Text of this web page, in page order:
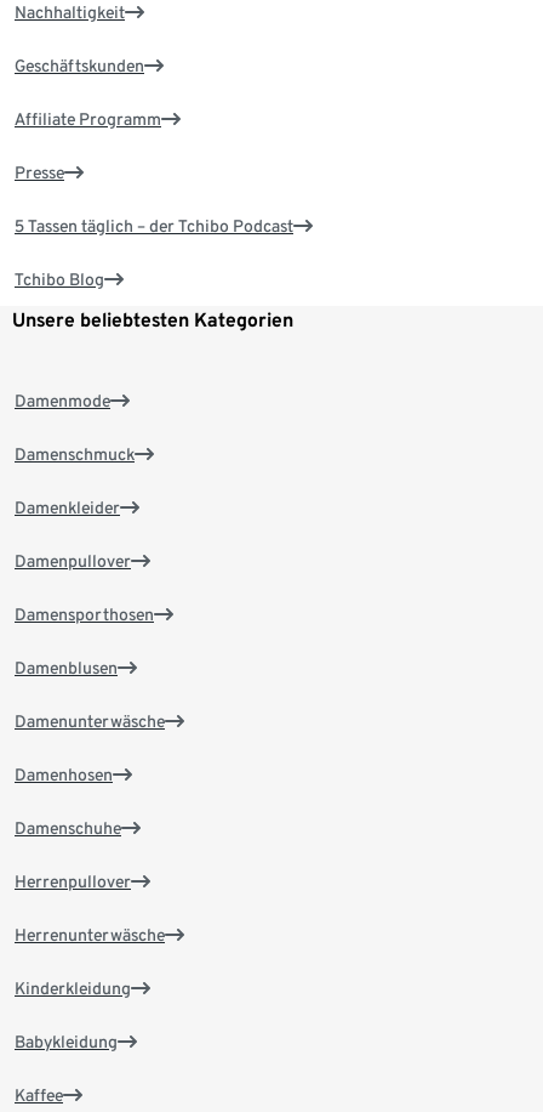
Nachhaltigkeit
Geschäftskunden
Affiliate Programm
Presse
5 Tassen täglich – der Tchibo Podcast
Tchibo Blog
Unsere beliebtesten Kategorien
Damenmode
Damenschmuck
Damenkleider
Damenpullover
Damensporthosen
Damenblusen
Damenunterwäsche
Damenhosen
Damenschuhe
Herrenpullover
Herrenunterwäsche
Kinderkleidung
Babykleidung
Kaffee